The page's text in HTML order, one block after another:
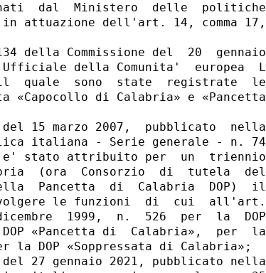
dal  Ministero  delle  politiche
attuazione dell'art. 14, comma 17,
della Commissione del  20  gennaio
della Comunita'  europea  L
il  quale  sono  state  registrate  le
«Capocollo di Calabria» e «Pancetta
15 marzo 2007,  pubblicato  nella
italiana - Serie generale - n. 74
e' stato attribuito per  un  triennio
(ora  Consorzio  di  tutela  del
Pancetta  di  Calabria  DOP)  il
le funzioni  di  cui  all'art.
1999,  n.  526  per  la  DOP
«Pancetta di  Calabria»,  per  la
la DOP «Soppressata di Calabria»;
27 gennaio 2021, pubblicato nella